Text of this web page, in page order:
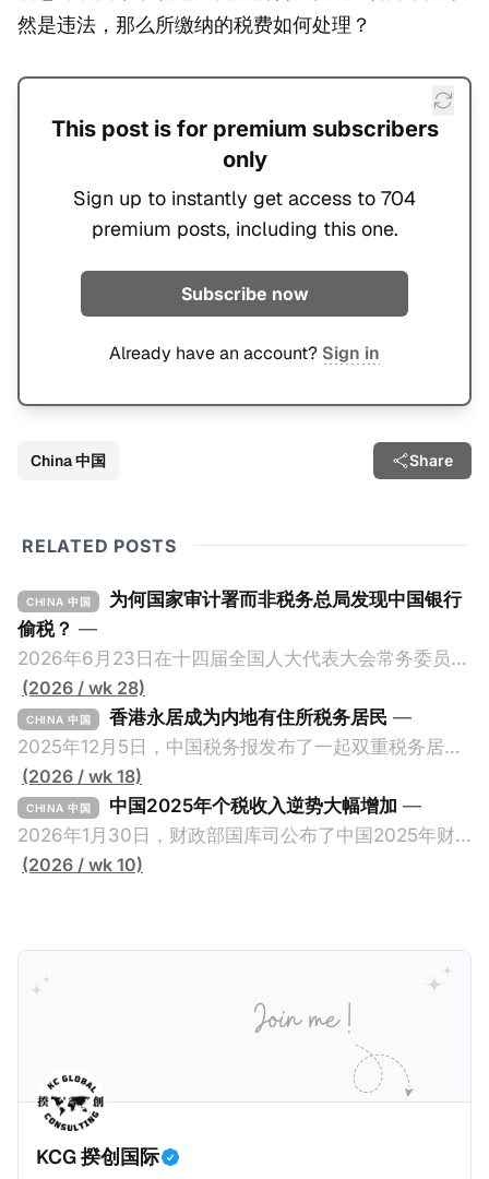
然是违法，那么所缴纳的税费如何处理？
This post is for premium subscribers
only
Sign up to instantly get access to 704
premium posts, including this one.
Subscribe now
Already have an account? Sign in
China 中国 Share
RELATED POSTS
CHINA 中国
为何国家审计署而非税务总局发现中国银行
偷税？ —
2026年6月23日在十四届全国人大代表大会常务委员会
第23次会议上，国家审计署审计长侯凯汇报的《国务院
关于2025年度中央预算执行和其他财政收支的审计工作
报告》引爆网络，暴露中国银行错误以公募基金免收所
得税的政策优惠，让大量员工出资1元至100元来凑人
头，逃税23.67亿元人民币。这个消息已经发布了一段
长时间，因此我们只想借此新闻探讨一个有趣的问题：
明明是税务审计，为什么是国家审计署而不是税务总局
计署查出来的，以及它与税务局的分工。
(2026 / wk 28)
CHINA 中国 香港永居成为内地有住所税务居民 —
2025年12月5日，中国税务报发布了一起双重税务居民
的真实案例《适用“加比规则”确定税收居民身份》，作
者为王哲炜，来自国家税务总局天津市税务局，因此具
有权威性。此案例最有价值的地方，就是在于税局对一
个已经取得香港永居身份7年，而且没有在内地居住超
一般来说，只要持有香港永居，那么即便税务内地税务
居民，也是属于无住所税务居民，仅来源于内地的所得
缴纳内地个人所得税。我们一起深入看看这个案例。
信息不准确，以下五点都是摘自原文，没有任何修改。
* 王先生持有内地（北京）户籍和身份证，并于2018年
取得了香港永久性居民身份。王先生在北京拥有一家合
伙企业并任职，在北京缴纳社会保险及工资薪金所得个
(2026 / wk 18)
CHINA 中国 中国2025年个税收入逆势大幅增加 —
2026年1月30日，财政部国库司公布了中国2025年财
政收支情况。去年全国一般公共预算收入21.6万亿元，
是所有税种之冠：个人所得税。 2025年个人所得税的
收入为1.62万亿元，比前年大幅增长11.5%，增加税收
约1700亿元。根据揆创的合理推测，个人所得税大幅增
加的原因主要是中国税局自2025年始对个人境外所得征
税，因此多了一笔较大税收。 虽然预计税局在2026年
将会继续对境外所得征税，但毕竟不再是一笔新增收
入，这是否意味着个人所得税的增长是否到顶了呢？揆
创觉得不会，有几个原因：
(2026 / wk 10)
KCG 揆创国际